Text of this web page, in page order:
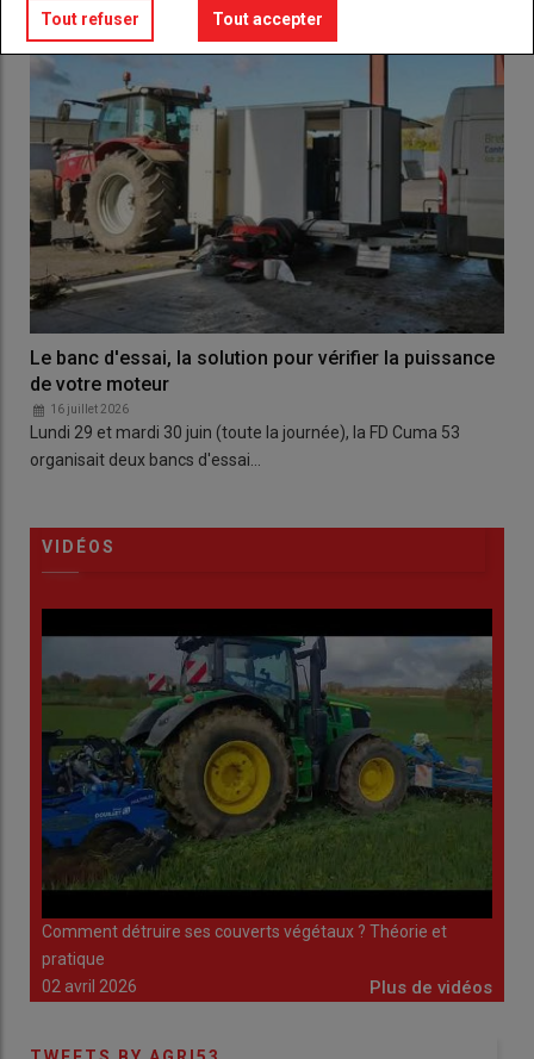
Le banc d'essai, la solution pour vérifier la puissance
de votre moteur
16 juillet 2026
Lundi 29 et mardi 30 juin (toute la journée), la FD Cuma 53
organisait deux bancs d'essai…
VIDÉOS
Comment détruire ses couverts végétaux ? Théorie et
pratique
02 avril 2026
Plus de vidéos
Tout refuser Tout accepter